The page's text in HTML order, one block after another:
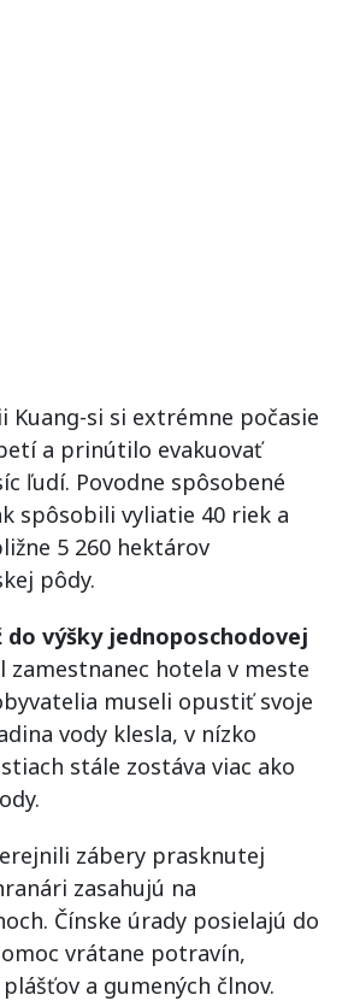
Kuang-si si extrémne počasie
a prinútilo evakuovať
ľudí. Povodne spôsobené
spôsobili vyliatie 40 riek a
5 260 hektárov
pôdy.
do výšky jednoposchodovej
zamestnanec hotela v meste
museli opustiť svoje
vody klesla, v nízko
stále zostáva viac ako
zábery prasknutej
zasahujú na
Čínske úrady posielajú do
vrátane potravín,
a gumených člnov.